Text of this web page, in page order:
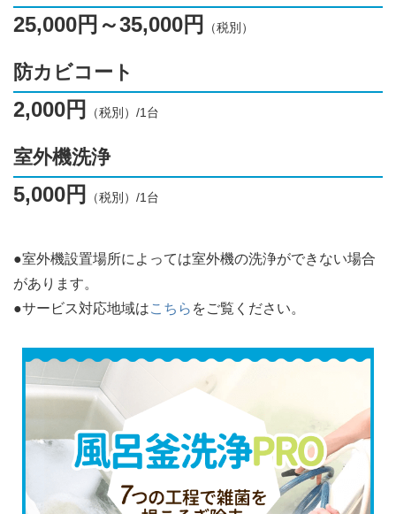
25,000円～35,000円 （税別）
防カビコート
2,000円 （税別）/1台
室外機洗浄
5,000円 （税別）/1台
●室外機設置場所によっては室外機の洗浄ができない場合
があります。
●サービス対応地域はこちら をご覧ください。